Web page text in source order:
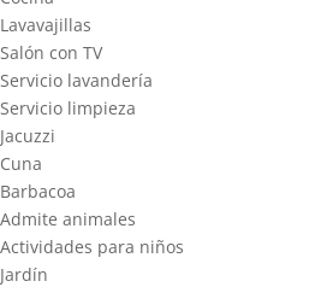
Lavavajillas
Salón con TV
Servicio lavandería
Servicio limpieza
Jacuzzi
Cuna
Barbacoa
Admite animales
Actividades para niños
Jardín